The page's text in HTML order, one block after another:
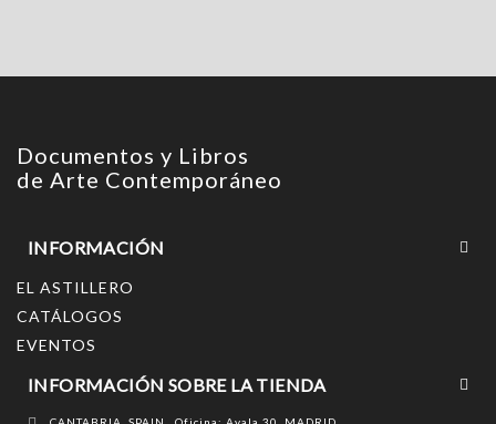
Documentos y Libros
de Arte Contemporáneo
INFORMACIÓN
EL ASTILLERO
CATÁLOGOS
EVENTOS
INFORMACIÓN SOBRE LA TIENDA